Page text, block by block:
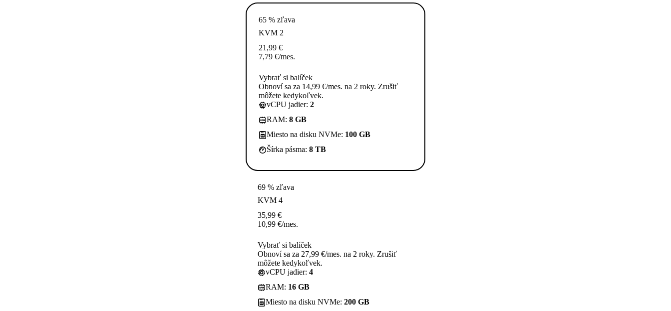
65 % zľava
KVM 2
21,99 €
7,79 €/mes.
Vybrať si balíček
Obnoví sa za 14,99 €/mes. na 2 roky. Zrušiť
môžete kedykoľvek.
vCPU jadier: 2
RAM: 8 GB
Miesto na disku NVMe: 100 GB
Šírka pásma: 8 TB
69 % zľava
KVM 4
35,99 €
10,99 €/mes.
Vybrať si balíček
Obnoví sa za 27,99 €/mes. na 2 roky. Zrušiť
môžete kedykoľvek.
vCPU jadier: 4
RAM: 16 GB
Miesto na disku NVMe: 200 GB